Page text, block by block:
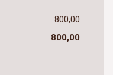
800,00
800,00